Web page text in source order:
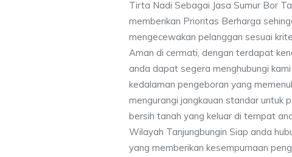
Tirta Nadi Sebagai Jasa Sumur Bor
memberikan Prioritas Berharga
mengecewakan pelanggan sesuai
Aman di cermati, dengan terdapat
anda dapat segera menghubungi
kedalaman pengeboran yang
mengurangi jangkauan standar untuk
bersih tanah yang keluar di tempat
Wilayah Tanjungbungin Siap anda
yang memberikan kesempurnaan